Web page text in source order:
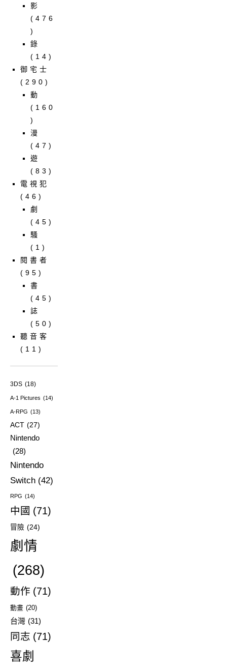
影
(476
)
錄
(14)
御宅士
(290)
動
(160
)
漫
(47)
遊
(83)
電視犯
(46)
劇
(45)
騷
(1)
閱書者
(95)
書
(45)
誌
(50)
聽音客
(11)
3DS (18)
A-1 Pictures (14)
A-RPG (13)
ACT (27)
Nintendo
(28)
Nintendo
Switch (42)
RPG (14)
中國 (71)
冒險 (24)
劇情
(268)
動作 (71)
動畫 (20)
台灣 (31)
同志 (71)
喜劇